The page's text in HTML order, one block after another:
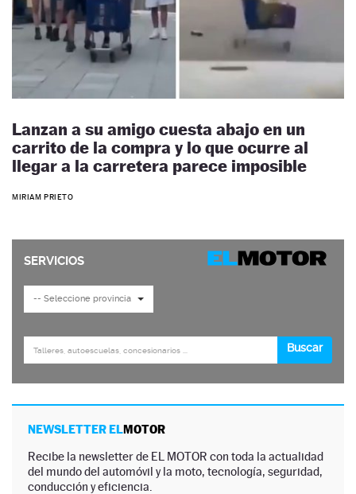
Lanzan a su amigo cuesta abajo en un
carrito de la compra y lo que ocurre al
llegar a la carretera parece imposible
MIRIAM PRIETO
NEWSLETTER ELMOTOR
Recibe la newsletter de EL MOTOR con toda la actualidad
del mundo del automóvil y la moto, tecnología, seguridad,
conducción y eficiencia.